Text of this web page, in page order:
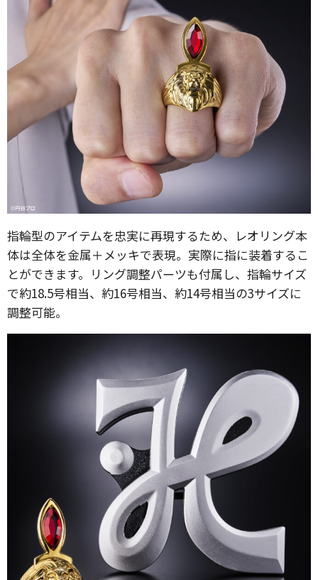
指輪型のアイテムを忠実に再現するため、レオリング本
体は全体を金属＋メッキで表現。実際に指に装着するこ
とができます。リング調整パーツも付属し、指輪サイズ
で約18.5号相当、約16号相当、約14号相当の3サイズに
調整可能。